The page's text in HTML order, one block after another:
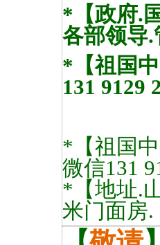
*【政府.
各部领导.
*【祖国
131 9129
*【祖国
微信131
*【地址.
米门面房.